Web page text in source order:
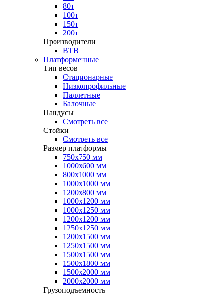
80т
100т
150т
200т
Производители
ВТВ
Платформенные
Тип весов
Стационарные
Низкопрофильные
Паллетные
Балочные
Пандусы
Смотреть все
Стойки
Смотреть все
Размер платформы
750х750 мм
1000х600 мм
800х1000 мм
1000х1000 мм
1200х800 мм
1000х1200 мм
1000х1250 мм
1200х1200 мм
1250х1250 мм
1200х1500 мм
1250х1500 мм
1500х1500 мм
1500х1800 мм
1500х2000 мм
2000х2000 мм
Грузоподъемность